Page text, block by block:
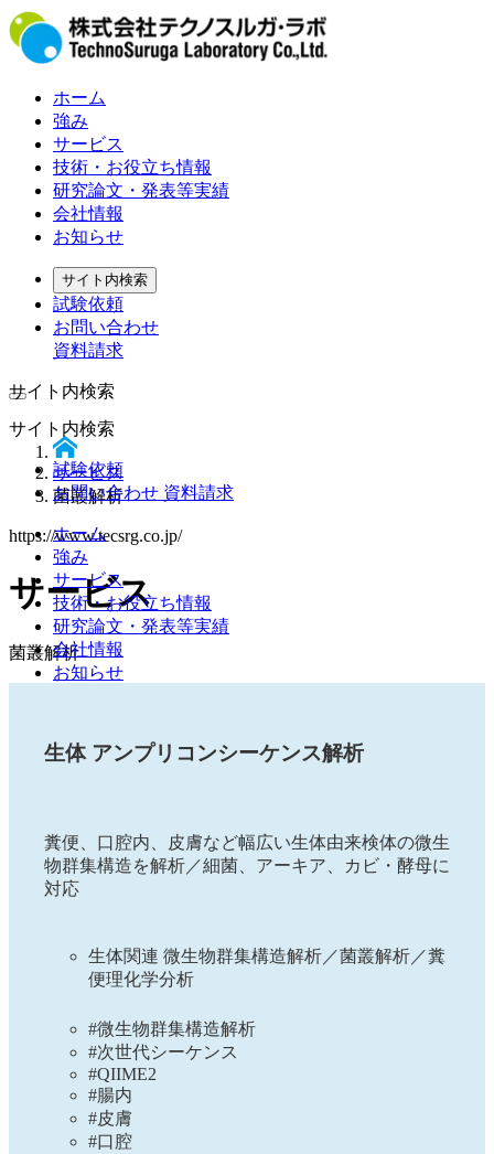
ホーム
強み
サービス
技術・お役立ち情報
研究論文・発表等実績
会社情報
お知らせ
サイト内検索
試験依頼
お問い合わせ
資料請求
サイト内検索
サイト内検索
試験依頼
お問い合わせ 資料請求
ホーム
強み
サービス
技術・お役立ち情報
研究論文・発表等実績
会社情報
お知らせ
サービス
菌叢解析
https://www.tecsrg.co.jp/
サービス
菌叢解析
生体 アンプリコンシーケンス解析
糞便、口腔内、皮膚など幅広い生体由来検体の微生
物群集構造を解析／細菌、アーキア、カビ・酵母に
対応
生体関連 微生物群集構造解析／菌叢解析／糞
便理化学分析
#微生物群集構造解析
#次世代シーケンス
#QIIME2
#腸内
#皮膚
#口腔